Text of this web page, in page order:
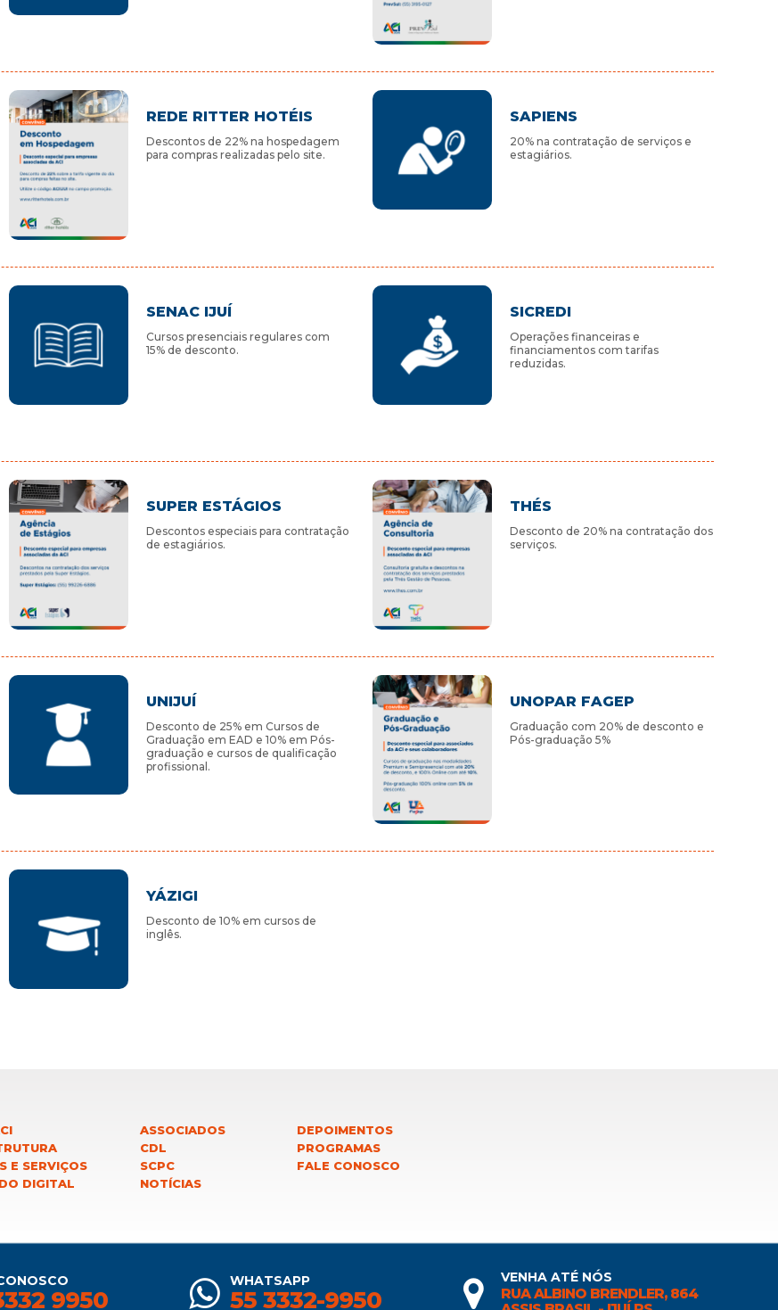
REDE RITTER HOTÉIS
Descontos de 22% na hospedagem
para compras realizadas pelo site.
SAPIENS
20% na contratação de serviços e
estagiários.
SENAC IJUÍ
Cursos presenciais regulares com
15% de desconto.
SICREDI
Operações financeiras e
financiamentos com tarifas
reduzidas.
SUPER ESTÁGIOS
Descontos especiais para contratação
de estagiários.
THÉS
Desconto de 20% na contratação dos
serviços.
UNIJUÍ
Desconto de 25% em Cursos de
Graduação em EAD e 10% em Pós-
graduação e cursos de qualificação
profissional.
UNOPAR FAGEP
Graduação com 20% de desconto e
Pós-graduação 5%
YÁZIGI
Desconto de 10% em cursos de
inglês.
E SERVIÇOS
DIGITAL
ASSOCIADOS
CDL
SCPC
NOTÍCIAS
DEPOIMENTOS
PROGRAMAS
FALE CONOSCO
9950
WHATSAPP
55 3332-9950
VENHA ATÉ NÓS
RUA ALBINO BRENDLER, 864